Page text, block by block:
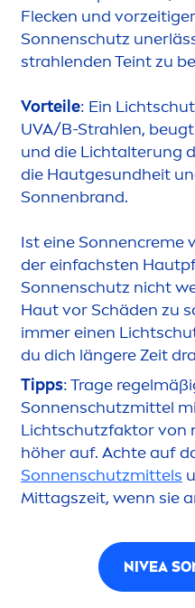
Flecken und
Sonnenschutz
strahlenden Teint zu
Vorteile: Ein
UVA/B-Strahlen,
und die Lichtalterung
die Hautgesundheit
Sonnenbrand.
Ist eine Sonnencreme
der einfachsten
Sonnenschutz nicht
Haut vor Schäden zu
immer einen
du dich längere Zeit
Tipps: Trage
Sonnenschutzmittel
Lichtschutzfaktor von
höher auf. Achte auf
Sonnenschutzmittels
Mittagszeit, wenn sie
NIVEA